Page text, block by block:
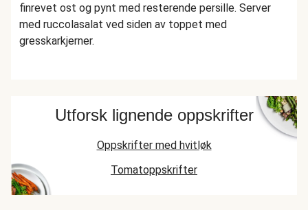
finrevet ost og pynt med resterende persille. Server
med ruccolasalat ved siden av toppet med
gresskarkjerner.
Utforsk lignende oppskrifter
Oppskrifter med hvitløk
Tomatoppskrifter